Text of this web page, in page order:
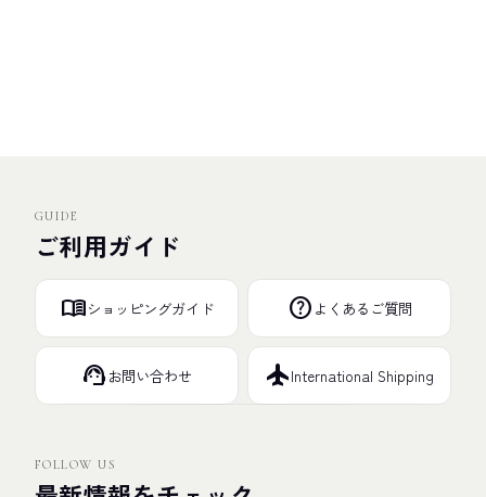
GUIDE
ご利用ガイド
menu_bookショッピングガイド help よくあるご質問
support_agent お問い合わせ flightInternational Shipping
FOLLOW US